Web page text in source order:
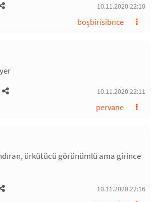
10.11.2020 22:10
boşbirisibnce
10.11.2020 22:11
pervane
ürkütücü görünümlü ama girince
10.11.2020 22:16